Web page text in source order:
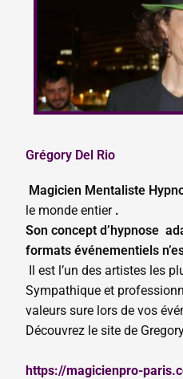
Grégory Del Rio
Magicien Mentaliste
le monde entier .
Son concept d’hypnose
formatsévénementiels
Il est l’un des artistes les
Sympathique et
valeurs sure lors de vos
Découvrez le site de
https://magicienpro-